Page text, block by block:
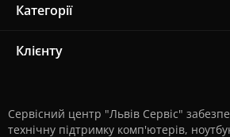
Категорії
Клієнту
Сервісний центр "Львів Сервіс"
технічну підтримку комп'ютерів,